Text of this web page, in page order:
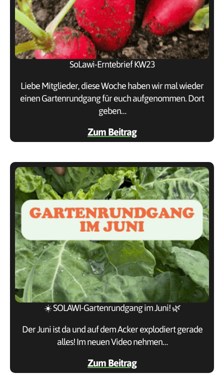
SoLawi-Erntebrief KW23
Liebe Mitglieder, diese Woche haben wir mal wieder
einen Gartenrundgang für euch aufgenommen. Dort
geben…
Zum Beitrag
☀️ SOLAWI-Gartenrundgang im Juni! 🌿
Der Juni ist da und auf dem Acker explodiert gerade
alles! Im neuen Video nehmen…
Zum Beitrag